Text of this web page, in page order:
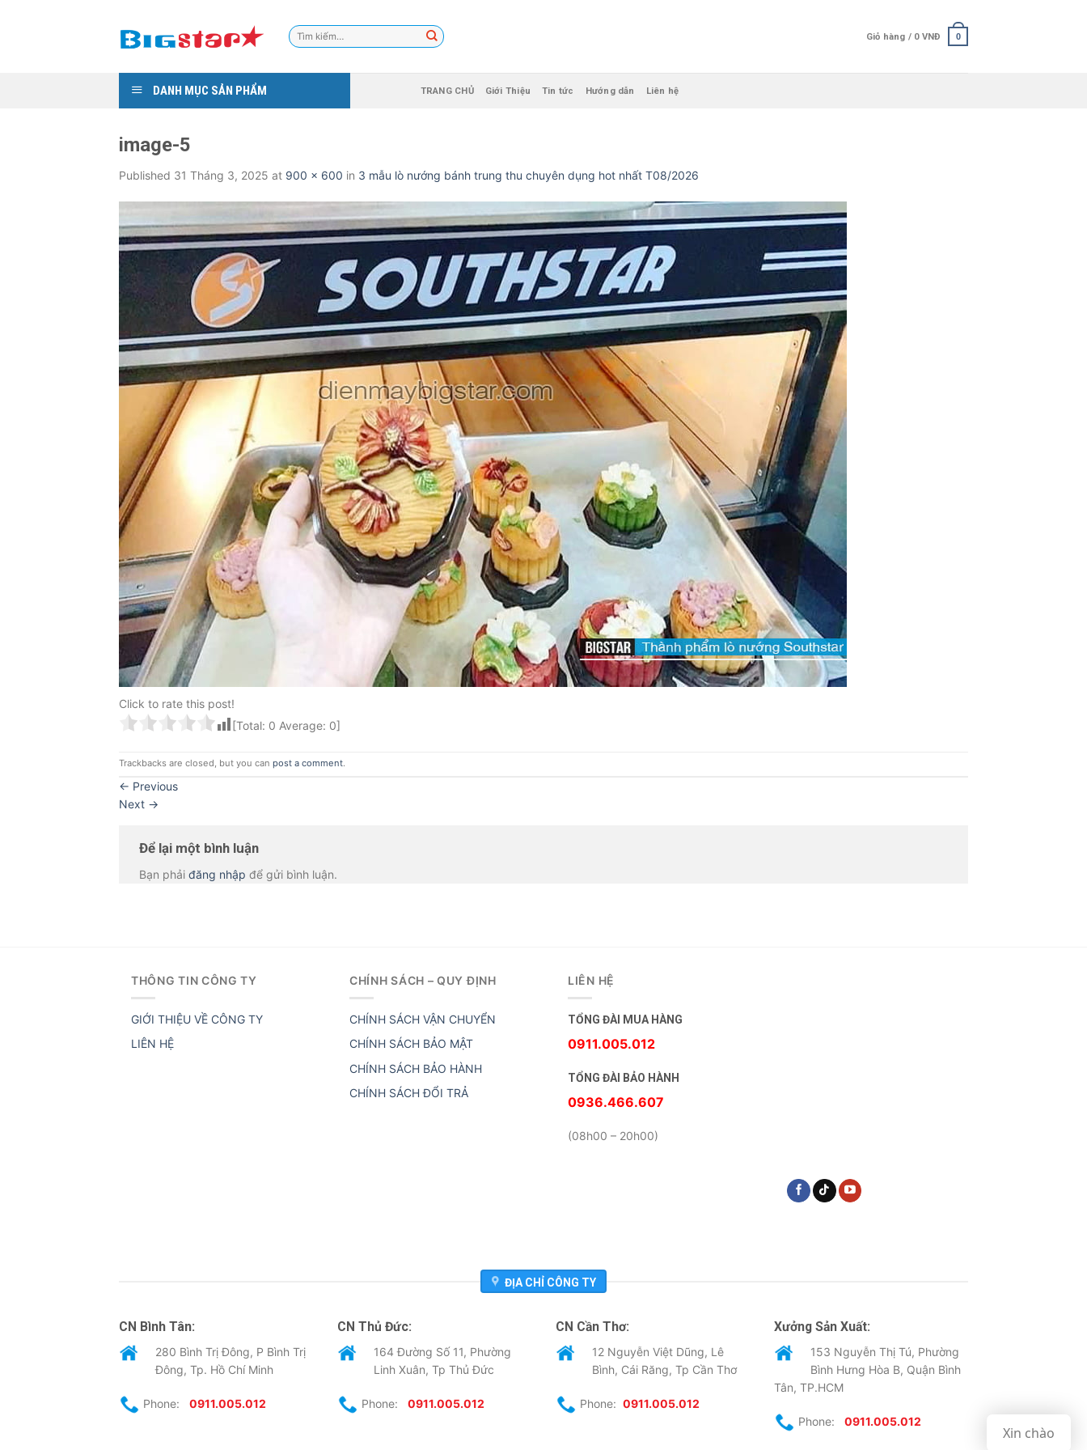
Tìm
kiếm:
Giỏ hàng / 0 VNĐ 0
DANH MỤC SẢN PHẨM TRANG CHỦ Giới Thiệu Tin tức Hướng dẫn Liên hệ
image-5
Published 31 Tháng 3, 2025 at 900 × 600 in 3 mẫu lò nướng bánh trung thu chuyên dụng hot nhất T08/2026
Click to rate this post!
[Total: 0 Average: 0]
Trackbacks are closed, but you can post a comment.
← Previous
Next →
Để lại một bình luận
Bạn phải đăng nhập để gửi bình luận.
THÔNG TIN CÔNG TY
GIỚI THIỆU VỀ CÔNG TY
LIÊN HỆ
CHÍNH SÁCH – QUY ĐỊNH
CHÍNH SÁCH VẬN CHUYỂN
CHÍNH SÁCH BẢO MẬT
CHÍNH SÁCH BẢO HÀNH
CHÍNH SÁCH ĐỔI TRẢ
LIÊN HỆ
TỔNG ĐÀI MUA HÀNG
0911.005.012
TỔNG ĐÀI BẢO HÀNH
0936.466.607
(08h00 – 20h00)
ĐỊA CHỈ CÔNG TY
CN Bình Tân:
280 Bình Trị Đông, P Bình Trị
Đông, Tp. Hồ Chí Minh
Phone: 0911.005.012
CN Thủ Đức:
164 Đường Số 11, Phường
Linh Xuân, Tp Thủ Đức
Phone: 0911.005.012
CN Cần Thơ:
12 Nguyễn Việt Dũng, Lê
Bình, Cái Răng, Tp Cần Thơ
Phone: 0911.005.012
Xưởng Sản Xuất:
153 Nguyễn Thị Tú, Phường
Bình Hưng Hòa B, Quận Bình
Tân, TP.HCM
Phone: 0911.005.012
Xin chào